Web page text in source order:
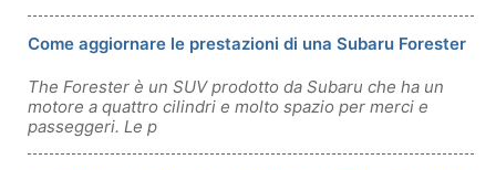
Come aggiornare le prestazioni di una Subaru Forester
The Forester è un SUV prodotto da Subaru che ha un
motore a quattro cilindri e molto spazio per merci e
passeggeri. Le p